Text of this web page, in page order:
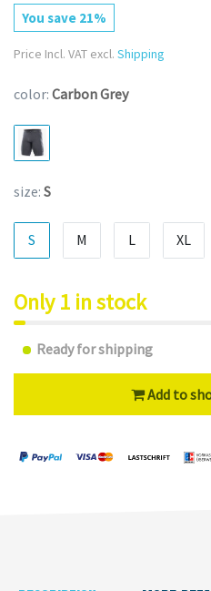
You save 21%
Price Incl. VAT excl. Shipping
color: Carbon Grey
size: S
S M L XL
Only 1 in stock
Ready for shipping
Add to